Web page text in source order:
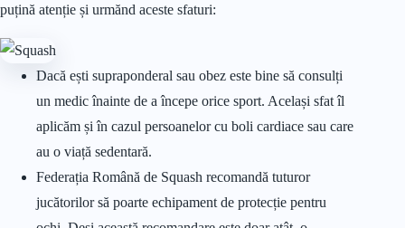
puțină atenție și urmănd aceste sfaturi:
Dacă ești supraponderal sau obez este bine să consulți
un medic înainte de a începe orice sport. Același sfat îl
aplicăm și în cazul persoanelor cu boli cardiace sau care
au o viață sedentară.
Federația Română de Squash recomandă tuturor
jucătorilor să poarte echipament de protecție pentru